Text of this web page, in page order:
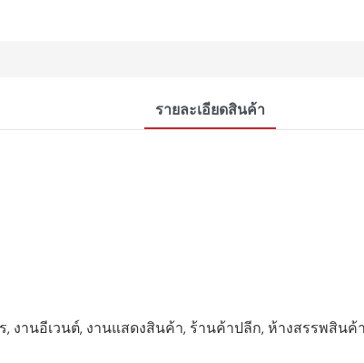
รายละเอียดสินค้า
, งานอีเวนต์, งานแสดงสินค้า, ร้านค้าปลีก, ห้างสรรพสิ